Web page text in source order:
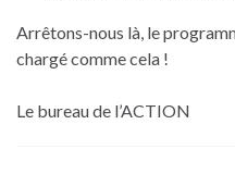
Arrêtons-nous là, le
chargé comme cela !
Le bureau de l’ACTION